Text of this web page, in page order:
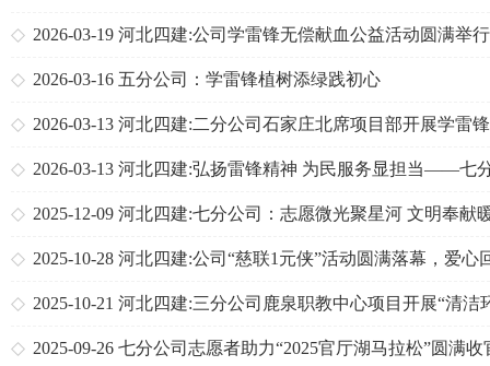
传志愿服务活动
2026-03-19 河北四建:公司学雷锋无偿献血公益活动圆满举行
2026-03-16 五分公司：学雷锋植树添绿践初心
2026-03-13 河北四建:二分公司石家庄北席项目部开展学雷
列志愿服务活动
2026-03-13 河北四建:弘扬雷锋精神 为民服务显担当——七
司开展“学雷锋”主题实践活动
2025-12-09 河北四建:七分公司：志愿微光聚星河 文明奉献
心
2025-10-28 河北四建:公司“慈联1元侠”活动圆满落幕，爱心
温暖收官
2025-10-21 河北四建:三分公司鹿泉职教中心项目开展“清洁
境”志愿服务活动
2025-09-26 七分公司志愿者助力“2025官厅湖马拉松”圆满收